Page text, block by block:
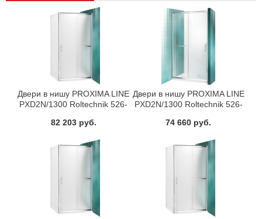
Двери в нишу PROXIMA LINE
PXD2N/1300 Roltechnik 526-
82 203 руб.
Двери в нишу PROXIMA LINE
PXD2N/1300 Roltechnik 526-
74 660 руб.